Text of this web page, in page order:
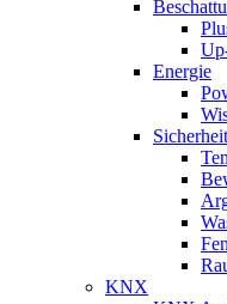
Energie
KNX